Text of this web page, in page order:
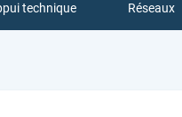
technique Réseaux